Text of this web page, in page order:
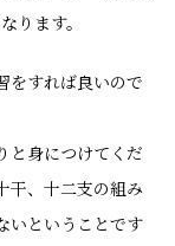
ります。
をすれば良いので
と身につけてくだ
干、十二支の組み
いということです